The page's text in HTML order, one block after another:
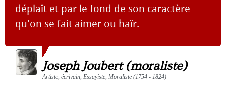
déplaît et par le fond de son caractère
qu'on se fait aimer ou haïr.
Joseph Joubert (moraliste)
Artiste, écrivain, Essayiste, Moraliste (1754 - 1824)